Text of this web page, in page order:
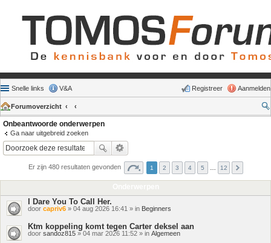
Snelle links V&A Aanmelden
Registreer
Forumoverzicht
Onbeantwoorde onderwerpen
Ga naar uitgebreid zoeken
Er zijn 480 resultaten gevonden 1 2 3 4 5 12
I Dare You To Call Her.
door capriv6 » 04 aug 2026 16:41 » in Beginners
Ktm koppeling komt tegen Carter deksel aan
door sandoz815 » 04 mar 2026 11:52 » in Algemeen